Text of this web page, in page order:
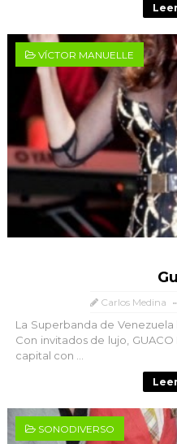
VÍCTOR MANUELLE
Carlos Medina
La Superbanda de Venezuela
Con invitados de lujo,
capital con ...
SONODIVERSO